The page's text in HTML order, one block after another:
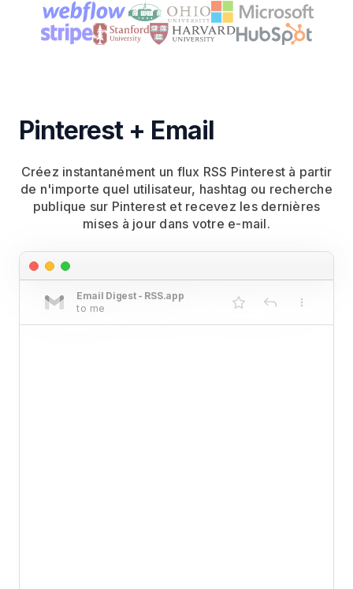
Pinterest + Email
Créez instantanément un flux RSS Pinterest à partir
de n'importe quel utilisateur, hashtag ou recherche
publique sur Pinterest et recevez les dernières
mises à jour dans votre e-mail.
Email Digest - RSS.app
to me